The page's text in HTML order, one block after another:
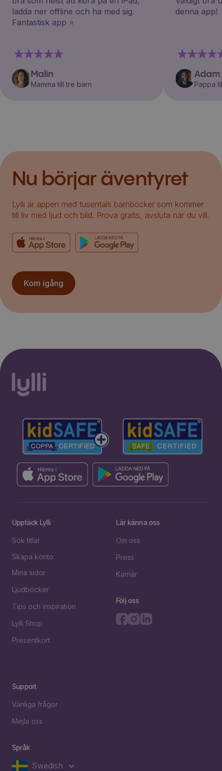
ladda ner offline och ha med sig.
Fantastisk app ⭐️
Malin
Mamma till tre barn
denna app!
Adam
Pappa
Nu börjar äventyret
Lylli är appen med tusentals barnböcker som kommer
till liv med ljud och bild. Prova gratis, avsluta när du vill.
Kom igång
Upptäck Lylli
Sök titlar
Skapa konto
Mina sidor
Ljudböcker
Tips och inspiration
Lylli Shop
Presentkort
Lär känna oss
Om oss
Press
Karriär
Följ oss
Support
Vanliga frågor
Mejla oss
Språk
Swedish